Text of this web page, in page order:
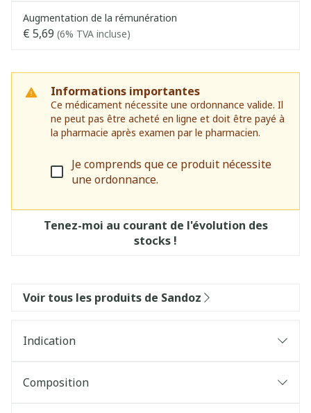
Augmentation de la rémunération
€ 5,69 (6% TVA incluse)
Informations importantes
Ce médicament nécessite une ordonnance valide. Il
ne peut pas être acheté en ligne et doit être payé à
la pharmacie après examen par le pharmacien.
Je comprends que ce produit nécessite
une ordonnance.
Tenez-moi au courant de l'évolution des
stocks !
Voir tous les produits de Sandoz
Indication
Composition